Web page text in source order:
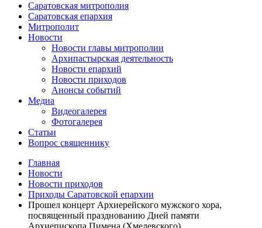
Саратовская митрополия
Саратовская епархия
Митрополит
Новости
Новости главы митрополии
Архипастырская деятельность
Новости епархий
Новости приходов
Анонсы событий
Медиа
Видеогалерея
Фотогалерея
Статьи
Вопрос священнику
Главная
Новости
Новости приходов
Приходы Саратовской епархии
Прошел концерт Архиерейского мужского хора,
посвященный празднованию Дней памяти
Архиепископа Пимена (Хмелевского)